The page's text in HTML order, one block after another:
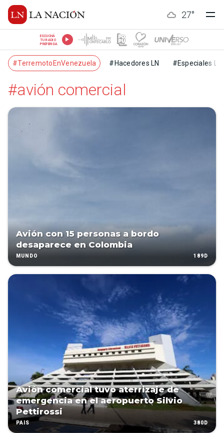
27°
ESCUCHÁ
TU RADIO
PREFERIDA
#TerremotoEnVenezuela #Hacedores LN #Especiales LN
#avión comercial
Avión con 15 personas a bordo
desaparece en Colombia
MUNDO 189D
Avión comercial tuvo aterrizaje de
emergencia en el aeropuerto Silvio
Pettirossi
PAÍS 380D